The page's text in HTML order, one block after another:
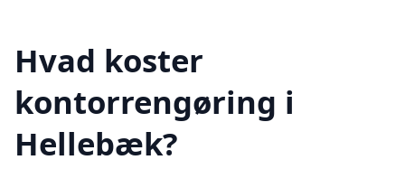
Hvad koster
kontorrengøring i
Hellebæk?